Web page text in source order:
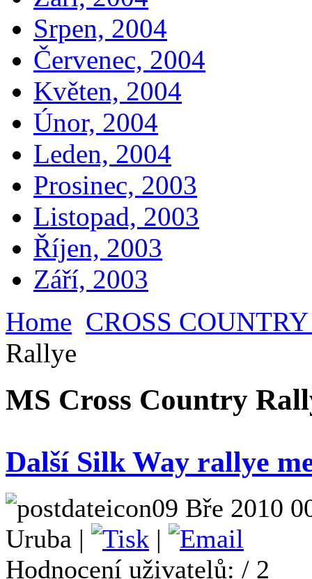
Srpen, 2004
Červenec, 2004
Květen, 2004
Únor, 2004
Leden, 2004
Prosinec, 2003
Listopad, 2003
Říjen, 2003
Září, 2003
Home CROSS
Rallye
MS Cross Country
Další Silk Way rallye
09 Bře 2010
Uruba |
|
Hodnocení uživatelů: / 2